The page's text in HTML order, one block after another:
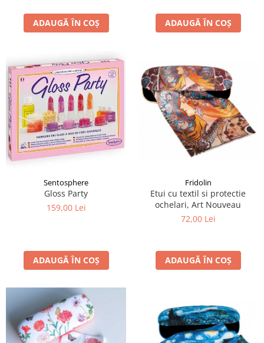
ADAUGĂ ÎN COȘ ADAUGĂ ÎN COȘ
Sentosphere
Gloss Party
159,00 Lei
ADAUGĂ ÎN COȘ
Fridolin
Etui cu textil si protectie
ochelari, Art Nouveau
72,00 Lei
ADAUGĂ ÎN COȘ